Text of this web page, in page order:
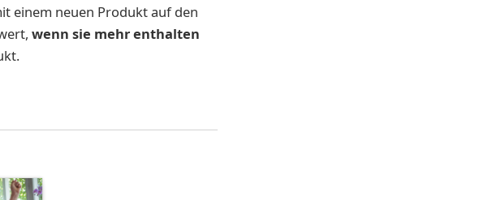
einem neuen Produkt auf den
wenn sie mehr enthalten